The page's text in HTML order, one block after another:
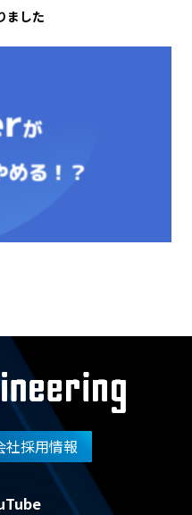
ました
社採用情報